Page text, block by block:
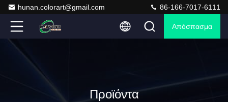
hunan.colorart@gmail.com 86-166-7017-6111
Απόσπασμα
Προϊόντα